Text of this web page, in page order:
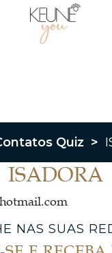
Quiz >
ISADORA
NAS SUAS